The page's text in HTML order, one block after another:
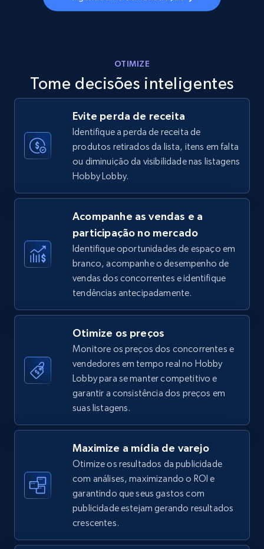
using sku numbers
URL, Final price, Sku, Currency, Gtin,
Specifications, Image urls, Top reviews, and
5.6K+ 875+ Comece agora
TikTok Shop
URL, Title, Available, Description, Currency, Initial
price, Final price, Discount percent, and more.
5.4K+ 668+ Comece agora
TikTok Shop - category
URL, Title, Available, Description, Currency, Initial
price, Final price, Discount percent, and more.
TikTok Shop - Collect TikTok shop products
by keywords search
URL, Title, Available, Description, Currency, Initial
price, Final price, Discount percent, and more.
OTIMIZE
Tome decisões inteligentes
Evite perda de receita
Identifique a perda de receita de
produtos retirados da lista, itens em falta
ou diminuição da visibilidade nas listagens
Hobby Lobby.
Acompanhe as vendas e a
participação no mercado
Identifique oportunidades de espaço em
branco, acompanhe o desempenho de
vendas dos concorrentes e identifique
tendências antecipadamente.
Otimize os preços
Monitore os preços dos concorrentes e
vendedores em tempo real no Hobby
Lobby para se manter competitivo e
garantir a consistência dos preços em
suas listagens.
Maximize a mídia de varejo
Otimize os resultados da publicidade
com análises, maximizando o ROI e
garantindo que seus gastos com
publicidade estejam gerando resultados
crescentes.